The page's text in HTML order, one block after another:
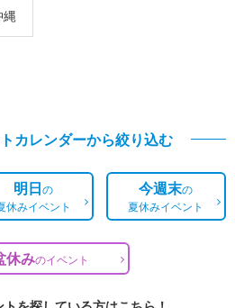
縄
カレンダーから絞り込む
明日の
休みイベント
今週末の
夏休みイベント
休みのイベント